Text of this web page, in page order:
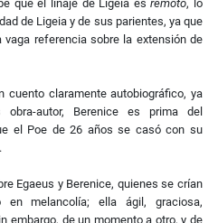
que el linaje de Ligeia esremoto, lo
de Ligeia y de sus parientes, ya que
vaga referencia sobre la extensión de
cuento claramente autobiográfico, ya
autor, Berenice es prima del
el Poe de 26 años se casó con su
Egaeus y Berenice, quienes se crían
en melancolía; ella ágil, graciosa,
embargo, de un momento a otro, y de